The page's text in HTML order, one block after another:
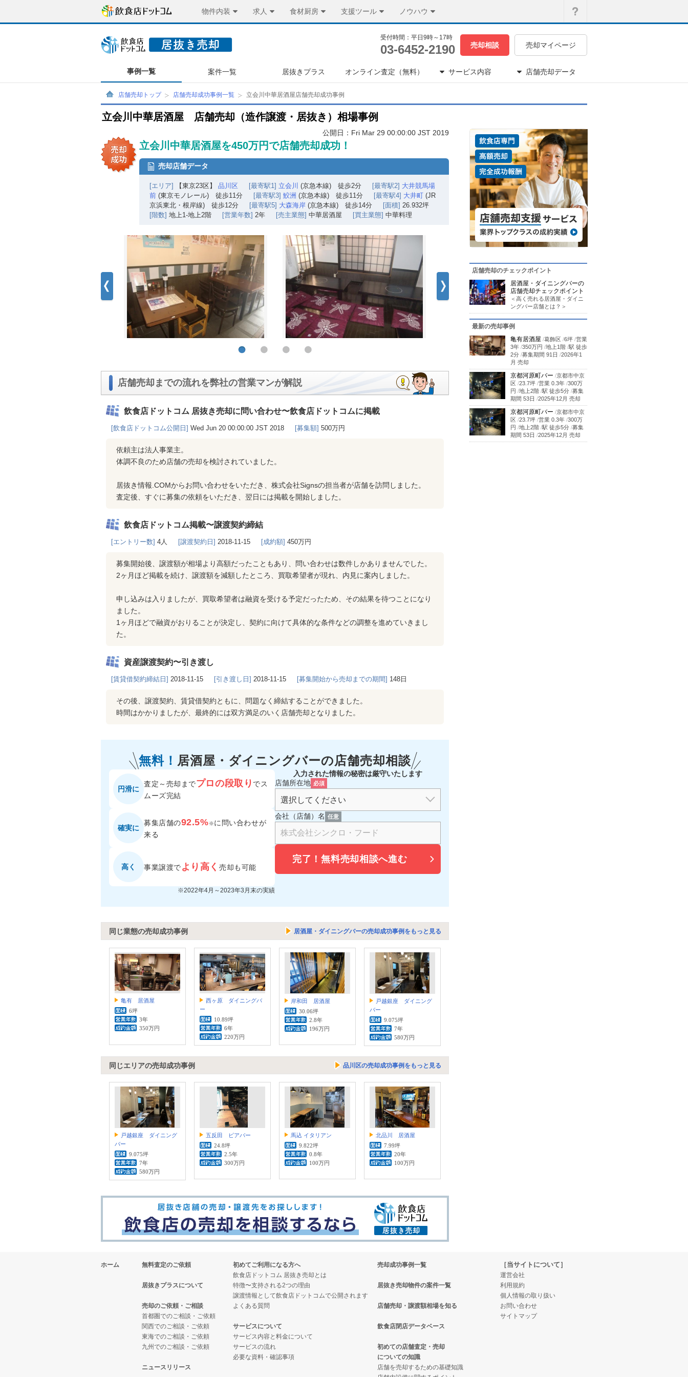
物件内装 求人 食材厨房 支援ツール ノウハウ
受付時間：平日9時～17時
03-6452-2190 売却相談 売却マイページ
事例一覧 案件一覧 居抜きプラス オンライン査定（無料） サービス内容 店舗売却データ
店舗売却トップ 店舗売却成功事例一覧 立会川中華居酒屋店舗売却成功事例
立会川中華居酒屋 店舗売却（造作譲渡・居抜き）相場事例
公開日：Fri Mar 29 00:00:00 JST 2019
立会川中華居酒屋を450万円で店舗売却成功！
売却店舗データ
[エリア] 【東京23区】 品川区 [最寄駅1] 立会川 (京急本線) 徒歩2分 [最寄駅2] 大井競馬場
前 (東京モノレール) 徒歩11分 [最寄駅3] 鮫洲 (京急本線) 徒歩11分 [最寄駅4] 大井町 (JR
京浜東北・根岸線) 徒歩12分
[最寄駅5] 大森海岸 (京急本線) 徒歩14分 [面積] 26.932坪
[階数] 地上1-地上2階 [営業年数] 2年 [売主業態] 中華居酒屋 [買主業態] 中華料理
店舗売却までの流れを弊社の営業マンが解説
飲食店ドットコム 居抜き売却に問い合わせ〜飲食店ドットコムに掲載
[飲食店ドットコム公開日] Wed Jun 20 00:00:00 JST 2018 [募集額] 500万円
依頼主は法人事業主。
体調不良のため店舗の売却を検討されていました。
居抜き情報.COMからお問い合わせをいただき、株式会社Signsの担当者が店舗を訪問しました。
査定後、すぐに募集の依頼をいただき、翌日には掲載を開始しました。
飲食店ドットコム掲載〜譲渡契約締結
[エントリー数] 4人 [譲渡契約日] 2018-11-15 [成約額] 450万円
募集開始後、譲渡額が相場より高額だったこともあり、問い合わせは数件しかありませんでした。
2ヶ月ほど掲載を続け、譲渡額を減額したところ、買取希望者が現れ、内見に案内しました。
申し込みは入りましたが、買取希望者は融資を受ける予定だったため、その結果を待つことになり
ました。
1ヶ月ほどで融資がおりることが決定し、契約に向けて具体的な条件などの調整を進めていきまし
た。
資産譲渡契約〜引き渡し
[賃貸借契約締結日] 2018-11-15 [引き渡し日] 2018-11-15 [募集開始から売却までの期間] 148日
その後、譲渡契約、賃貸借契約ともに、問題なく締結することができました。
時間はかかりましたが、最終的には双方満足のいく店舗売却となりました。
無料！ 居酒屋・ダイニングバーの店舗売却相談
円滑に
査定～売却までプロの段取り でス
ムーズ完結
確実に
募集店舗の92.5%※に 問い合わせが
来る
高く 事業譲渡でより高く売却も可能
※2022年4月～2023年3月末の実績
入力された情報の秘密は厳守いたします
店舗所在地 必須
会社（店舗）名 任意
完了！無料売却相談へ進む
同じ業態の売却成功事例 居酒屋・ダイニングバーの売却成功事例をもっと見る
亀有 居酒屋
6坪
3年
350万円
西ヶ原 ダイニングバ
ー
10.89坪
6年
220万円
岸和田 居酒屋
30.06坪
2.8年
196万円
戸越銀座 ダイニング
バー
9.075坪
7年
580万円
同じエリアの売却成功事例 品川区の売却成功事例をもっと見る
戸越銀座 ダイニング
バー
9.075坪
7年
580万円
五反田 ビアバー
24.8坪
2.5年
300万円
馬込 イタリアン
9.822坪
0.8年
100万円
北品川 居酒屋
7.99坪
20年
100万円
店舗売却のチェックポイント
居酒屋・ダイニングバーの
店舗売却チェックポイント
＜高く売れる居酒屋・ダイニ
ングバー店舗とは？＞
最新の売却事例
亀有居酒屋 /葛飾区 /6坪 /営業
3年 /350万円 /地上1階 /駅 徒歩
2分 /募集期間 91日 /2026年1
月 売却
京都河原町バー /京都市中京
区 /23.7坪 /営業 0.3年 /300万
円 /地上2階 /駅 徒歩5分 /募集
期間 53日 /2025年12月 売却
京都河原町バー /京都市中京
区 /23.7坪 /営業 0.3年 /300万
円 /地上2階 /駅 徒歩5分 /募集
期間 53日 /2025年12月 売却
ホーム 無料査定のご依頼
居抜きプラスについて
売却のご依頼・ご相談
首都圏でのご相談・ご依頼
関西でのご相談・ご依頼
東海でのご相談・ご依頼
九州でのご相談・ご依頼
ニュースリリース
初めてご利用になる方へ
飲食店ドットコム 居抜き売却とは
特徴〜支持される2つの理由
譲渡情報として飲食店ドットコムで公開されます
よくある質問
サービスについて
サービス内容と料金について
サービスの流れ
必要な資料・確認事項
売却成功事例一覧
居抜き売却物件の案件一覧
店舗売却・譲渡額相場を知る
飲食店閉店データベース
初めての店舗査定・売却
についての知識
店舗を売却するための基礎知識
［当サイトについて］
運営会社
利用規約
個人情報の取り扱い
お問い合わせ
サイトマップ